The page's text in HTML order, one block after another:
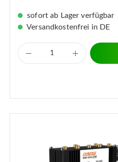
sofort ab Lager verfügbar
Versandkostenfrei in DE